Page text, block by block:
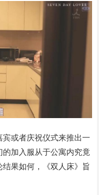
宾或者庆祝仪式来推出一
加入服从于公寓内究竟
果如何，《双人床》旨